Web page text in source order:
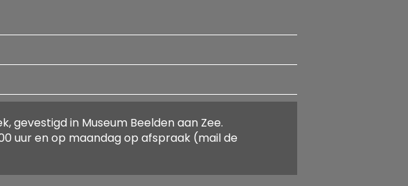
gevestigd in Museum Beelden aan Zee.
uur en op maandag op afspraak (mail de